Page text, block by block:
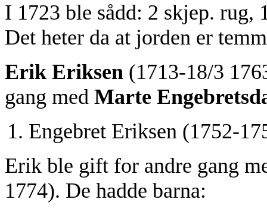
I 1723 ble sådd: 2 skjep. rug,
Det heter da at jorden er
Erik Eriksen (1713-18/3
gang med Marte
Engebret Eriksen (1752-
Erik ble gift for andre gang
1774). De hadde barna: